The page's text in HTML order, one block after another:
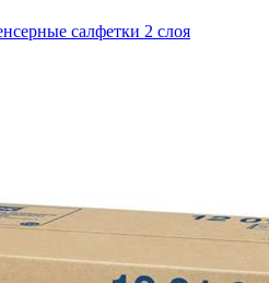
салфетки 2 слоя